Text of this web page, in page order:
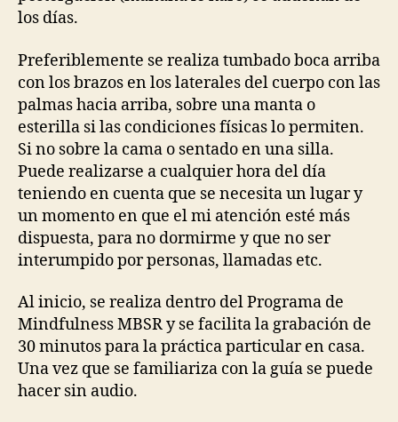
los días.
Preferiblemente se realiza tumbado boca arriba
con los brazos en los laterales del cuerpo con las
palmas hacia arriba, sobre una manta o
esterilla si las condiciones físicas lo permiten.
Si no sobre la cama o sentado en una silla.
Puede realizarse a cualquier hora del día
teniendo en cuenta que se necesita un lugar y
un momento en que el mi atención esté más
dispuesta, para no dormirme y que no ser
interumpido por personas, llamadas etc.
Al inicio, se realiza dentro del Programa de
Mindfulness MBSR y se facilita la grabación de
30 minutos para la práctica particular en casa.
Una vez que se familiariza con la guía se puede
hacer sin audio.